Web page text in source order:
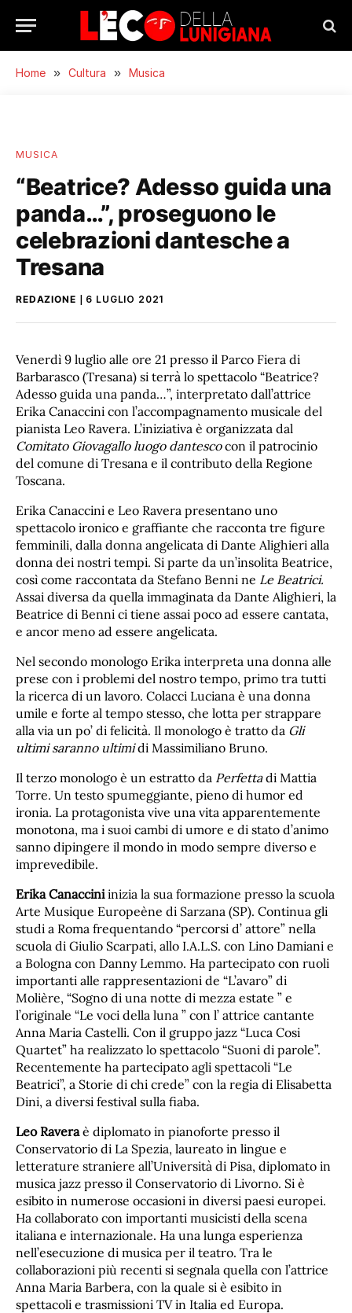
Home » Cultura » Musica
MUSICA
“Beatrice? Adesso guida una
panda…”, proseguono le
celebrazioni dantesche a
Tresana
REDAZIONE 6 LUGLIO 2021
Venerdì 9 luglio alle ore 21 presso il Parco Fiera di
Barbarasco (Tresana) si terrà lo spettacolo “Beatrice?
Adesso guida una panda…”, interpretato dall’attrice
Erika Canaccini con l’accompagnamento musicale del
pianista Leo Ravera. L’iniziativa è organizzata dal
Comitato Giovagallo luogo dantescocon il patrocinio
del comune di Tresana e il contributo della Regione
Toscana.
Erika Canaccini e Leo Ravera presentano uno
spettacolo ironico e graffiante che racconta tre figure
femminili, dalla donna angelicata di Dante Alighieri alla
donna dei nostri tempi. Si parte da un’insolita Beatrice,
così come raccontata da Stefano Benni ne Le Beatrici.
Assai diversa da quella immaginata da Dante Alighieri, la
Beatrice di Benni ci tiene assai poco ad essere cantata,
e ancor meno ad essere angelicata.
Nel secondo monologo Erika interpreta una donna alle
prese con i problemi del nostro tempo, primo tra tutti
la ricerca di un lavoro. Colacci Luciana è una donna
umile e forte al tempo stesso, che lotta per strappare
alla via un po’ di felicità. Il monologo è tratto da Gli
ultimi saranno ultimidi Massimiliano Bruno.
Il terzo monologo è un estratto da Perfettadi Mattia
Torre. Un testo spumeggiante, pieno di humor ed
ironia. La protagonista vive una vita apparentemente
monotona, ma i suoi cambi di umore e di stato d’animo
sanno dipingere il mondo in modo sempre diverso e
imprevedibile.
Erika Canacciniinizia la sua formazione presso la scuola
Arte Musique Europeène di Sarzana (SP). Continua gli
studi a Roma frequentando “percorsi d’ attore” nella
scuola di Giulio Scarpati, allo I.A.L.S. con Lino Damiani e
a Bologna con Danny Lemmo. Ha partecipato con ruoli
importanti alle rappresentazioni de “L’avaro” di
Molière, “Sogno di una notte di mezza estate ” e
l’originale “Le voci della luna ” con l’ attrice cantante
Anna Maria Castelli. Con il gruppo jazz “Luca Cosi
Quartet” ha realizzato lo spettacolo “Suoni di parole”.
Recentemente ha partecipato agli spettacoli “Le
Beatrici”, a Storie di chi crede” con la regia di Elisabetta
Dini, a diversi festival sulla fiaba.
Leo Raveraè diplomato in pianoforte presso il
Conservatorio di La Spezia, laureato in lingue e
letterature straniere all’Università di Pisa, diplomato in
musica jazz presso il Conservatorio di Livorno. Si è
esibito in numerose occasioni in diversi paesi europei.
Ha collaborato con importanti musicisti della scena
italiana e internazionale. Ha una lunga esperienza
nell’esecuzione di musica per il teatro. Tra le
collaborazioni più recenti si segnala quella con l’attrice
Anna Maria Barbera, con la quale si è esibito in
spettacoli e trasmissioni TV in Italia ed Europa.